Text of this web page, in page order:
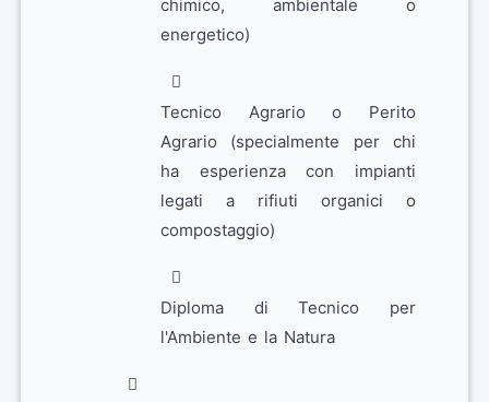
chimico, ambientale o
energetico)
Tecnico Agrario o Perito
Agrario (specialmente per chi
ha esperienza con impianti
legati a rifiuti organici o
compostaggio)
Diploma di Tecnico per
l'Ambiente e la Natura